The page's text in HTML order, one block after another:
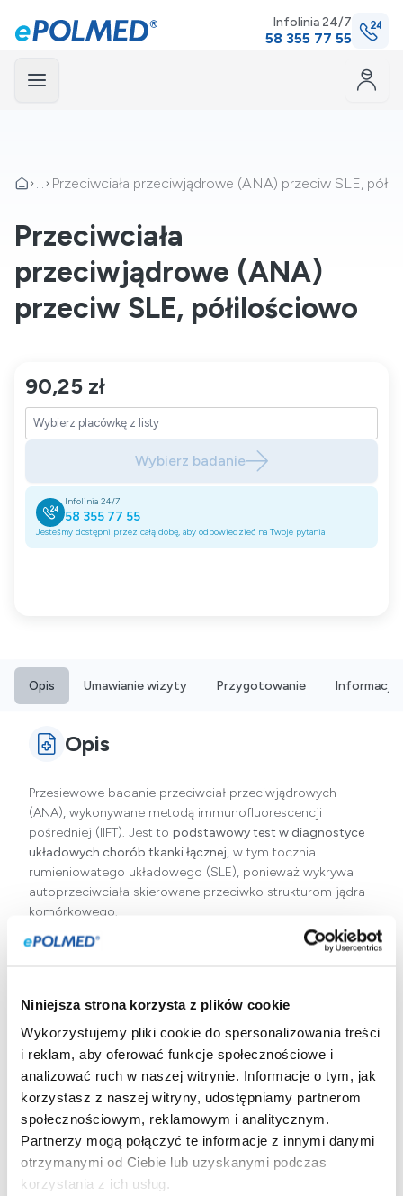
Niniejsza strona korzysta z plików cookie
Wykorzystujemy pliki cookie do spersonalizowania treści
i reklam, aby oferować funkcje społecznościowe i
analizować ruch w naszej witrynie. Informacje o tym, jak
korzystasz z naszej witryny, udostępniamy partnerom
społecznościowym, reklamowym i analitycznym.
Partnerzy mogą połączyć te informacje z innymi danymi
otrzymanymi od Ciebie lub uzyskanymi podczas
korzystania z ich usług.
Infolinia 24/7
58 355 77 55
... Przeciwciała przeciwjądrowe (ANA) przeciw SLE,
Przeciwciała
przeciwjądrowe (ANA)
przeciw SLE, półilościowo
90,25 zł
Wybierz badanie
Infolinia 24/7
58 355 77 55
Jesteśmy dostępni przez całą dobę, aby odpowiedzieć na Twoje pytania
Opis Umawianie wizyty Przygotowanie Informacje
Opis
Przesiewowe badanie przeciwciał przeciwjądrowych
(ANA), wykonywane metodą immunofluorescencji
pośredniej (IIFT). Jest to podstawowy test w diagnostyce
układowych chorób tkanki łącznej, w tym tocznia
rumieniowatego układowego (SLE), ponieważ wykrywa
autoprzeciwciała skierowane przeciwko strukturom jądra
komórkowego.
Metoda IIFT pozwala
nie tylko stwierdzić obecność ANA, ale
(np. homogenny, plamisty, obwodowy), który dostarcza
wskazówek co do rodzaju obecnych autoprzeciwciał.
Wynik dodatni,zwłaszcza w wysokim mianie, nie jest
równoznaczny z diagnozą, lecz stanowi wskazanie do
pogłębienia diagnostyki (np. o testy specyficzne, jak anty-
dsDNA). Do badania pobierana jest krew żylna i nie jest
wymagane specjalne przygotowanie.